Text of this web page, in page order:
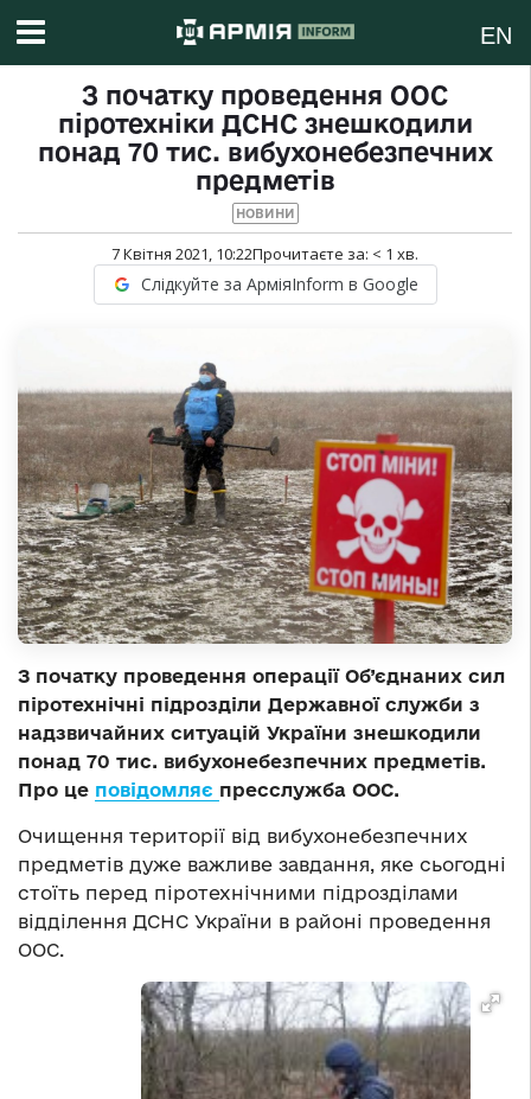
EN
З початку проведення ООС
піротехніки ДСНС знешкодили
понад 70 тис. вибухонебезпечних
предметів
НОВИНИ
7 Квітня 2021, 10:22Прочитаєте за: < 1 хв.
Слідкуйте за АрміяInform в Google
З початку проведення операції Об’єднаних сил
піротехнічні підрозділи Державної служби з
надзвичайних ситуацій України знешкодили
понад 70 тис. вибухонебезпечних предметів.
Про це повідомляє пресслужба ООС.
Очищення території від вибухонебезпечних
предметів дуже важливе завдання, яке сьогодні
стоїть перед піротехнічними підрозділами
відділення ДСНС України в районі проведення
ООС.